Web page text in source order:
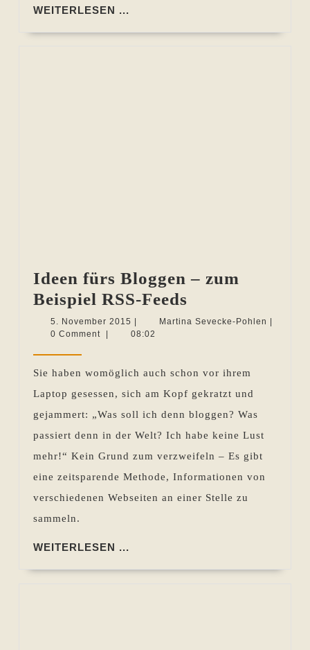
WEITERLESEN ...
Ideen fürs Bloggen – zum
Beispiel RSS-Feeds
fürs
zum
Beispiel
RSS-
Feeds
5. November 2015 5.
November
Martina Sevecke-Pohlen Martina
0 Comment
08:02
Sie haben womöglich auch schon vor ihrem
Laptop gesessen, sich am Kopf gekratzt und
gejammert: „Was soll ich denn bloggen? Was
passiert denn in der Welt? Ich habe keine Lust
mehr!“ Kein Grund zum verzweifeln – Es gibt
eine zeitsparende Methode, Informationen von
verschiedenen Webseiten an einer Stelle zu
sammeln.
WEITERLESEN ...